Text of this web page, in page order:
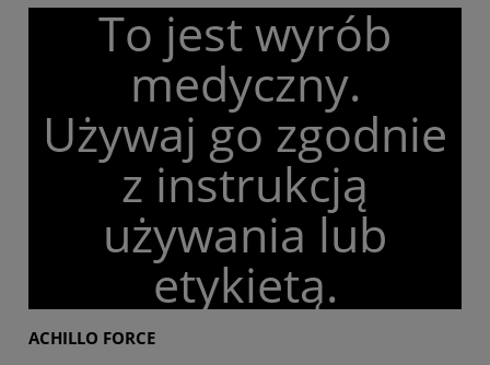
To jest wyrób
medyczny.
Używaj go zgodnie
z instrukcją
używania lub
etykietą.
ACHILLO FORCE